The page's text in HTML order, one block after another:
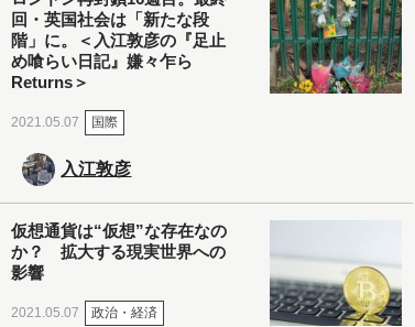
回・英国社会は「新たな段
階」に。＜入江敦彦の『足止
め喰らい日記』嫌々乍ら
Returns＞
2021.05.07 国際
入江敦彦
仮想通貨は“仮想”な存在なの
か？ 拡大する現実世界への
影響
2021.05.07 政治・経済